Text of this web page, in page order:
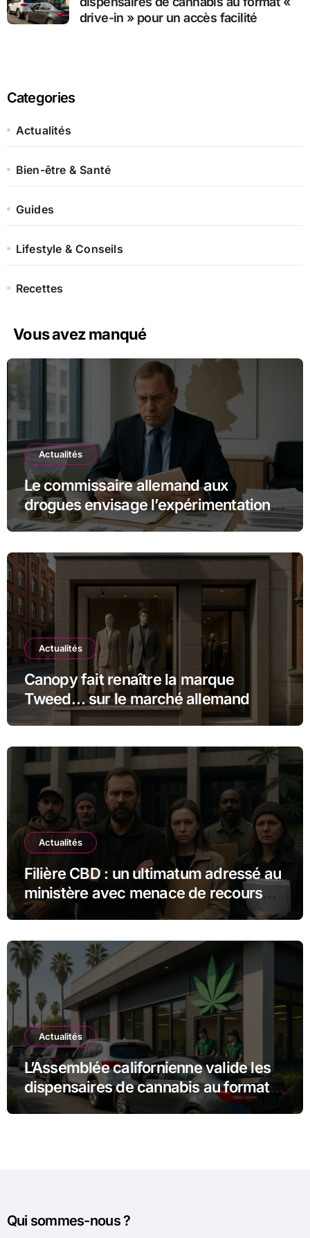
drive-in » pour un accès facilité
Categories
Actualités
Bien-être & Santé
Guides
Lifestyle & Conseils
Recettes
Vous avez manqué
Actualités
Le commissaire allemand aux
drogues envisage l’expérimentation
des magasins pilotes de cannabis
Actualités
Canopy fait renaître la marque
Tweed… sur le marché allemand
Actualités
Filière CBD : un ultimatum adressé au
ministère avec menace de recours
judiciaire
Actualités
L’Assemblée californienne valide les
dispensaires de cannabis au format «
drive-in » pour un accès facilité
Qui sommes-nous ?